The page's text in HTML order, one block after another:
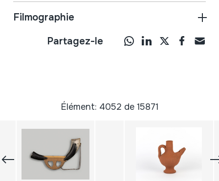
Filmographie
Partagez-le
Élément: 4052 de 15871